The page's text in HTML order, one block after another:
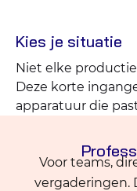
Kies je situatie
Niet elke
Deze korte
apparatuur die
Voor teams,
vergaderingen.